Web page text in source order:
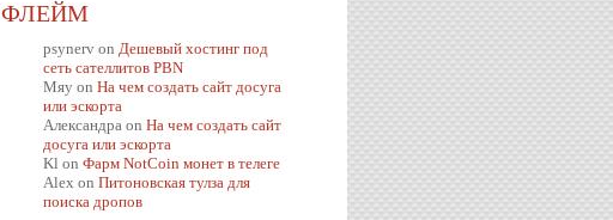
ФЛЕЙМ
psynerv on Дешевый хостинг под
сеть сателлитов PBN
Мяу on На чем создать сайт досуга
или эскорта
Александра on На чем создать сайт
досуга или эскорта
Kl on Фарм NotCoin монет в телеге
Alex on Питоновская тулза для
поиска дропов